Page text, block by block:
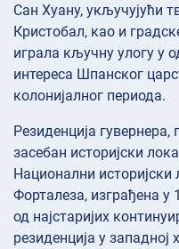
Сан Хуану, укључујући
Кристобал, као и
играла кључну улогу у
интереса Шпанског
колонијалног периода.
Резиденција
засебан историјски
Национални
Форталеза, изграђена у
од најстаријих
резиденција у